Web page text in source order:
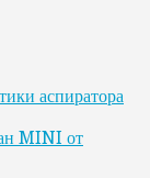
аспиратора
MINI от